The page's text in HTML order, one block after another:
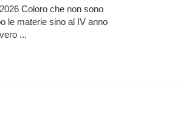
Coloro che non sono
le materie sino al IV anno
...